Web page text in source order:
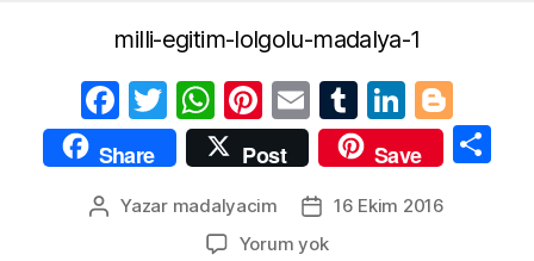
milli-egitim-lolgolu-madalya-1
F
a
c
e
T
w
itt
er
W
h
at
s
Pi
nt
er
e
E
m
ail
T
u
m
bl
Li
n
k
e
o
g
Share Post Save
Yazının
Yazar madalyacim
Yazı
tarihi
16 Ekim 2016
Yorum yokmilli-